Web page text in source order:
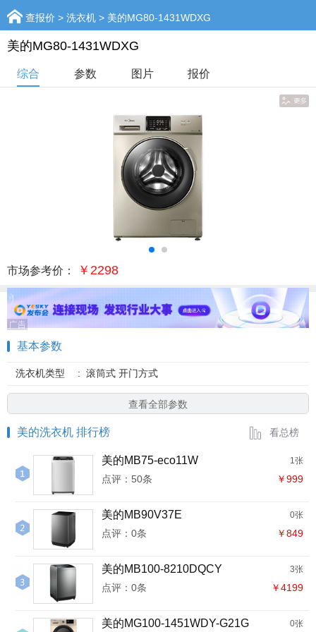
查报价 > 洗衣机 > 美的MG80-1431WDXG
美的MG80-1431WDXG
综合 参数 图片 报价
市场参考价： ￥2298
基本参数
洗衣机类型 : 滚筒式 开门方式
查看全部参数
美的洗衣机 排行榜 看总榜
美的MB75-eco11W 1张
点评：50条 ￥999
美的MB90V37E 0张
点评：0条 ￥849
美的MB100-8210DQCY 3张
点评：0条 ￥4199
美的MG100-1451WDY-G21G 0张